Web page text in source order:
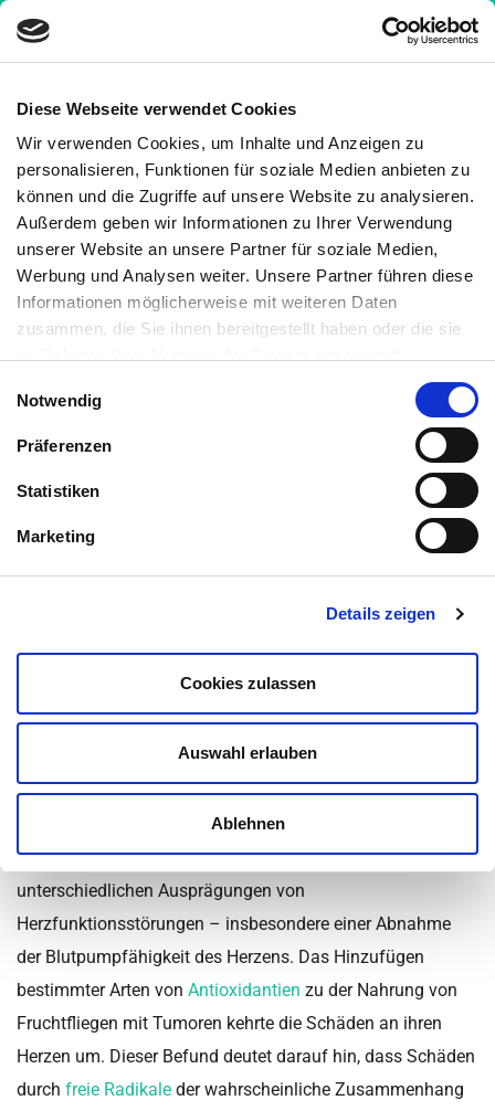
Diese Webseite verwendet Cookies
Wir verwenden Cookies, um Inhalte und Anzeigen zu
personalisieren, Funktionen für soziale Medien anbieten zu
können und die Zugriffe auf unsere Website zu analysieren.
Außerdem geben wir Informationen zu Ihrer Verwendung
unserer Website an unsere Partner für soziale Medien,
Werbung und Analysen weiter. Unsere Partner führen diese
Informationen möglicherweise mit weiteren Daten
zusammen, die Sie ihnen bereitgestellt haben oder die sie
haben. Sie können jederzeit die Cookie-Einstellungen
widerrufen oder ändern:
. Es befindet
sich auch ein Link in der Fußzeile zu den Einstellungen der
Cookies um diese jederzeit widerrufen oder ändern zu
können.
Notwendig
Präferenzen
Statistiken
Marketing
Details zeigen
Cookies zulassen
Auswahl erlauben
Ablehnen
Nachrichten »Antioxidantien schützen das Herz
bei Krebs
Antioxidantien schützen das
Herz bei Krebs
8 Minuten Medizinisch geprüft
Inhaltsüberblick
Nachrichten,Nähr- und
Vitalstoffe,News - Gesundheit,Stress,Vitamine,Wissen
Zuletzt aktualisiert am 24. November 2022 um 16:54
Freie Radikale verantwortlich
für krebsbedingte
Herzschäden
Tumore bei Mäusen und Fruchtfliegen führten zu
unterschiedlichen Ausprägungen von
Herzfunktionsstörungen – insbesondere einer Abnahme
der Blutpumpfähigkeit des Herzens. Das Hinzufügen
bestimmter Arten von Antioxidantien zu der Nahrung von
Fruchtfliegen mit Tumoren kehrte die Schäden an ihren
Herzen um. Dieser Befund deutet darauf hin, dass Schäden
durch freie Radikale der wahrscheinliche Zusammenhang